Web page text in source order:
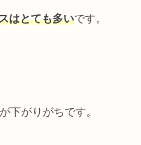
はとても多いです。
下がりがちです。